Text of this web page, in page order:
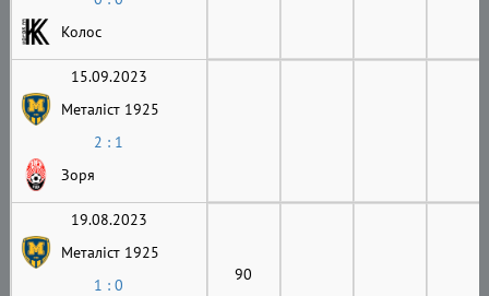
Колос
15.09.2023
Металіст 1925
2 : 1
Зоря
19.08.2023
Металіст 1925
1 : 0
90